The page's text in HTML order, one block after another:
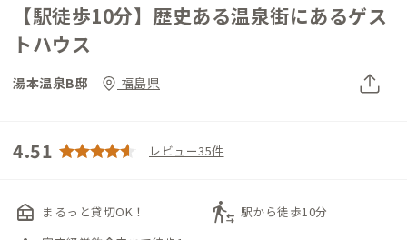
【駅徒歩10分】歴史ある温泉街にあるゲス
トハウス
湯本温泉B邸 福島県
4.51 レビュー35件
nest_multi_room まるっと貸切OK！ transfer_within_a_station 駅から徒歩10分